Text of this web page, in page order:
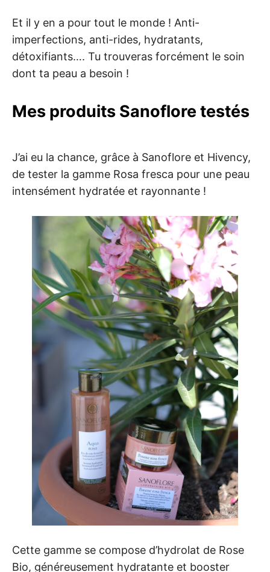
Et il y en a pour tout le monde ! Anti-
imperfections, anti-rides, hydratants,
détoxifiants…. Tu trouveras forcément le soin
dont ta peau a besoin !
Mes produits Sanoflore testés
J’ai eu la chance, grâce à Sanoflore et Hivency,
de tester la gamme Rosa fresca pour une peau
intensément hydratée et rayonnante !
Cette gamme se compose d’hydrolat de Rose
Bio, généreusement hydratante et booster